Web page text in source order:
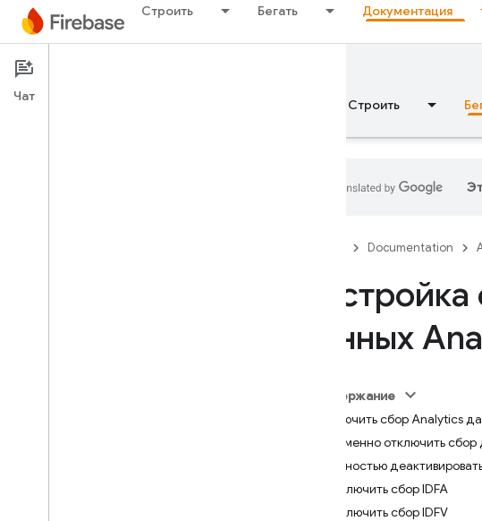
Строить Бегать Документация
Documentation
Обзор Строить
Documentation
данных
Содержание
Отключить сбор Analytics
Временно отключить
Полностью
Отключить сбор IDFA
Отключить сбор IDFV
Чат